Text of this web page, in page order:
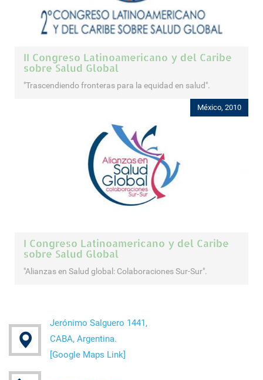
II Congreso Latinoamericano y del Caribe
sobre Salud Global
"Trascendiendo fronteras para la equidad en salud".
I Congreso Latinoamericano y del Caribe
sobre Salud Global
"Alianzas en Salud global: Colaboraciones Sur-Sur".
México, 2010
Jerónimo Salguero 1441,
CABA, Argentina.
[Google Maps Link]